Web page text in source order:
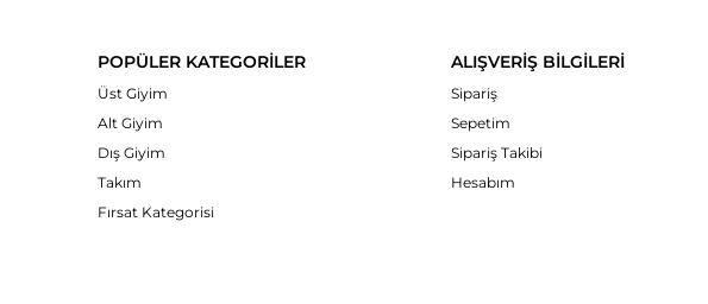
POPÜLER KATEGORİLER
Üst Giyim
Alt Giyim
Dış Giyim
Takım
Fırsat Kategorisi
ALIŞVERİŞ BİLGİLERİ
Sipariş
Sepetim
Sipariş Takibi
Hesabım